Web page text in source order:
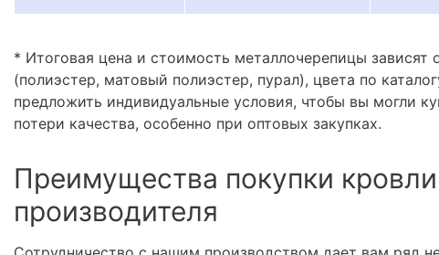
* Итоговая цена и стоимость металлочерепицы зависят
(полиэстер, матовый полиэстер, пурал), цвета по
предложить индивидуальные условия, чтобы вы могли
потери качества, особенно при оптовых закупках.
Преимущества покупки
производителя